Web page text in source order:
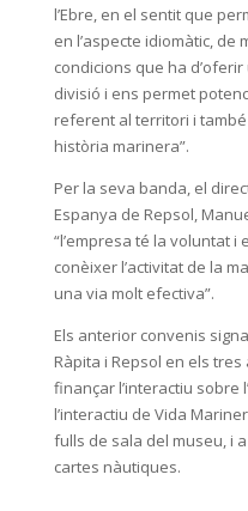
l’Ebre, en el sentit que
en l’aspecte idiomàtic, de
condicions que ha
divisió i ens permet
referent al territori i
història marinera”.
Per la seva banda, el
Espanya de Repsol,
“l’empresa té la voluntat i
conèixer l’activitat de la
una via molt efectiva”.
Els anterior convenis
Ràpita i Repsol en els
finançar l’interactiu sobre
l’interactiu de Vida
fulls de sala del museu, i
cartes nàutiques.